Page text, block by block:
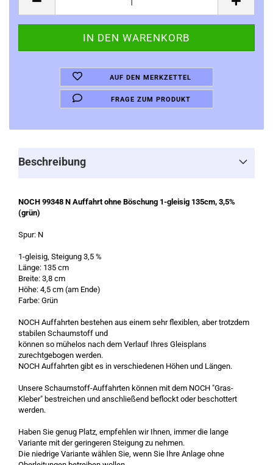
AUF DEN MERKZETTEL
FRAGE ZUM PRODUKT
Beschreibung
NOCH 99348 N Auffahrt ohne Böschung 1-gleisig 135cm, 3,5%
(grün)
Spur: N
1-gleisig, Steigung 3,5 %
Länge: 135 cm
Breite: 3,8 cm
Höhe: 4,5 cm (am Ende)
Farbe: Grün
NOCH Auffahrten bestehen aus einem sehr flexiblen, aber trotzdem
stabilen Schaumstoff und
können so mühelos nach dem Verlauf Ihres Gleisplans
zurechtgebogen werden.
NOCH Auffahrten gibt es in verschiedenen Höhen und Längen.
Unsere Schaumstoff-Auffahrten können mit dem NOCH "Gras-
Kleber" bestreichen und anschließend beflockt oder beschottert
werden.
Haben Sie genug Platz, empfehlen wir Ihnen, immer die lange
Variante mit der geringeren Steigung zu nehmen.
Die niedrige Variante wählen Sie, wenn Sie Ihre Anlage ohne